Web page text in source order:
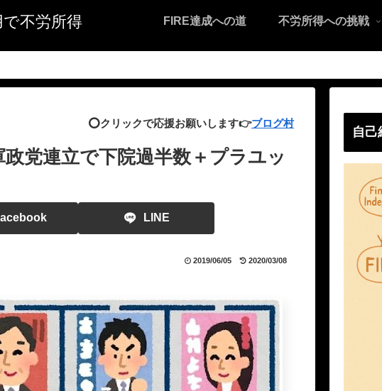
不労所得 FIRE達成への道 不労所得への挑戦
⭕️クリックで応援お願いします👉ブログ村
党連立で下院過半数＋プラユッ
LINE
2019/06/05 2020/03/08
自己